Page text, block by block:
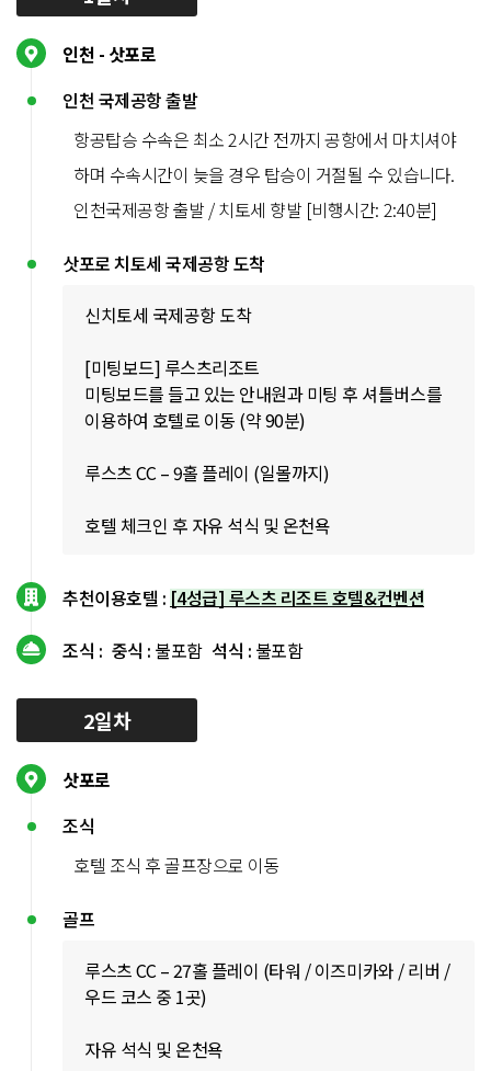
인천 - 삿포로
인천 국제공항 출발
항공탑승 수속은 최소 2시간 전까지 공항에서 마치셔야
하며 수속시간이 늦을 경우 탑승이 거절될 수 있습니다.
인천국제공항 출발 / 치토세 향발 [비행시간: 2:40분]
삿포로 치토세 국제공항 도착
신치토세 국제공항 도착
[미팅보드] 루스츠리조트
미팅보드를 들고 있는 안내원과 미팅 후 셔틀버스를
이용하여 호텔로 이동 (약 90분)
루스츠 CC – 9홀 플레이 (일몰까지)
호텔 체크인 후 자유 석식 및 온천욕
추천이용호텔 :[4성급] 루스츠 리조트 호텔&컨벤션
조식 : 중식 : 불포함 석식 : 불포함
2일차
삿포로
조식
호텔 조식 후 골프장으로 이동
골프
루스츠 CC – 27홀 플레이 (타워 / 이즈미카와 / 리버 /
우드 코스 중 1곳)
자유 석식 및 온천욕